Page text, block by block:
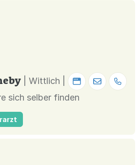
| Wittlich |
sich selber finden